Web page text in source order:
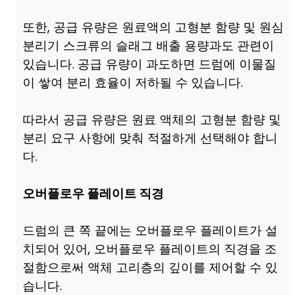
또한, 공급 유량은 원료액의 고형분 함량 및 원심
분리기 스크류의 슬래그 배출 용량과도 관련이
있습니다. 공급 유량이 과도하면 드럼에 이물질
이 쌓여 분리 효율이 저하될 수 있습니다.
따라서 공급 유량은 원료 액체의 고형분 함량 및
분리 요구 사항에 맞춰 적절하게 선택해야 합니
다.
오버플로우 플레이트 직경
드럼의 큰 쪽 끝에는 오버플로우 플레이트가 설
치되어 있어, 오버플로우 플레이트의 직경을 조
절함으로써 액체 고리층의 깊이를 제어할 수 있
습니다.